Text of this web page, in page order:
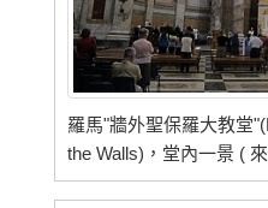
羅馬"牆外聖保羅大教堂
the Walls)，堂內一景 (